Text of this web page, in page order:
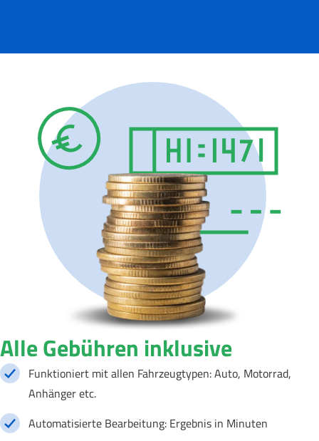
Alle Gebühren inklusive
Funktioniert mit allen Fahrzeugtypen: Auto, Motorrad,
Anhänger etc.
Automatisierte Bearbeitung: Ergebnis in Minuten